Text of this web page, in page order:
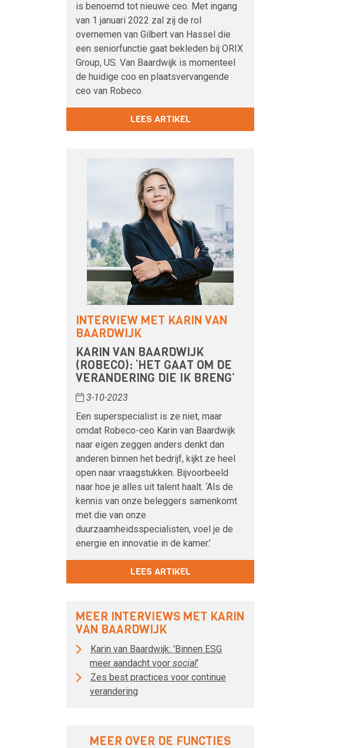
is benoemd tot nieuwe ceo. Met ingang
van 1 januari 2022 zal zij de rol
overnemen van Gilbert van Hassel die
een seniorfunctie gaat bekleden bij ORIX
Group, US. Van Baardwijk is momenteel
de huidige coo en plaatsvervangende
ceo van Robeco.
LEES ARTIKEL
INTERVIEW MET KARIN VAN
BAARDWIJK
KARIN VAN BAARDWIJK
(ROBECO): ‘HET GAAT OM DE
VERANDERING DIE IK BRENG’
3-10-2023
Een superspecialist is ze niet, maar
omdat Robeco-ceo Karin van Baardwijk
naar eigen zeggen anders denkt dan
anderen binnen het bedrijf, kijkt ze heel
open naar vraagstukken. Bijvoorbeeld
naar hoe je alles uit talent haalt. ‘Als de
kennis van onze beleggers samenkomt
met die van onze
duurzaamheidsspecialisten, voel je de
energie en innovatie in de kamer.’
LEES ARTIKEL
MEER INTERVIEWS MET KARIN
VAN BAARDWIJK
Karin van Baardwijk: 'Binnen ESG
meer aandacht voor social'
Zes best practices voor continue
verandering
MEER OVER DE FUNCTIES